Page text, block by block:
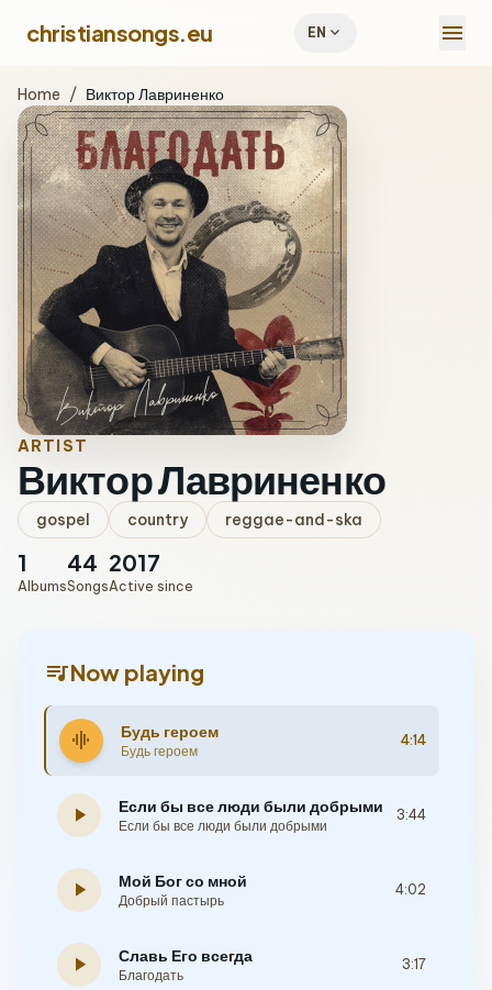
christiansongs.eu EN expand_more menu
Home / Виктор Лавриненко
ARTIST
Виктор Лавриненко
gospel country reggae-and-ska
1
Albums
44
Songs
2017
Active since
queue_musicNow playing
graphic_eq Будь героем
Будь героем
4:14
play_arrow Если бы все люди были добрыми
Если бы все люди были добрыми
3:44
play_arrow Мой Бог со мной
Добрый пастырь
4:02
play_arrow Славь Его всегда
Благодать
3:17